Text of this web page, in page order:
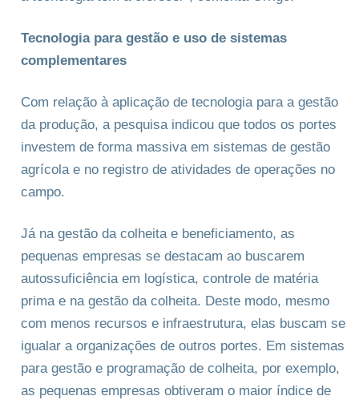
Tecnologia para gestão e uso de sistemas
complementares
Com relação à aplicação de tecnologia para a gestão
da produção, a pesquisa indicou que todos os portes
investem de forma massiva em sistemas de gestão
agrícola e no registro de atividades de operações no
campo.
Já na gestão da colheita e beneficiamento, as
pequenas empresas se destacam ao buscarem
autossuficiência em logística, controle de matéria
prima e na gestão da colheita. Deste modo, mesmo
com menos recursos e infraestrutura, elas buscam se
igualar a organizações de outros portes. Em sistemas
para gestão e programação de colheita, por exemplo,
as pequenas empresas obtiveram o maior índice de